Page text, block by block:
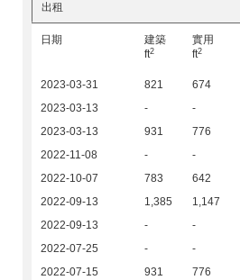
出租
日期
建築
ft2
實用
ft2
2023-03-31 821 674
2023-03-13
- -
2023-03-13
931 776
2022-11-08
- -
2022-10-07
783 642
2022-09-13
1,385 1,147
2022-09-13
- -
2022-07-25
- -
2022-07-15
931 776